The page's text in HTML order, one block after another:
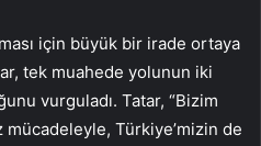
için büyük bir irade ortaya
tek muahede yolunun iki
vurguladı. Tatar, “Bizim
Türkiye’mizin de